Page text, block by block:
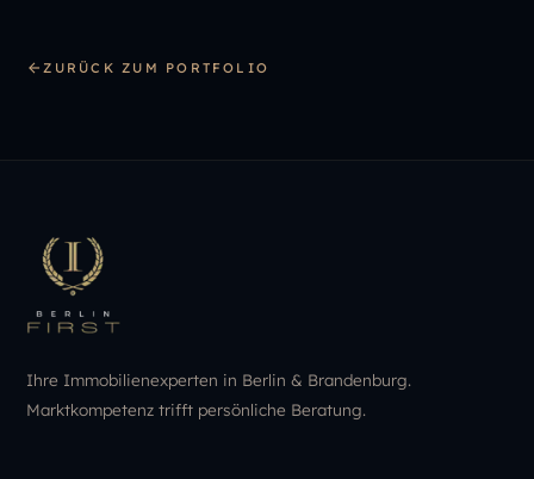
ZURÜCK ZUM PORTFOLIO
Ihre Immobilienexperten in Berlin & Brandenburg.
Marktkompetenz trifft persönliche Beratung.